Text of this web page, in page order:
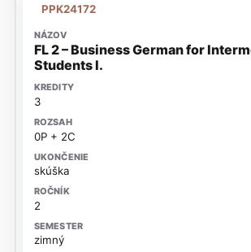
PPK24172
FL 2 – Business German for
Students I.
3
0P + 2C
skúška
2
zimný